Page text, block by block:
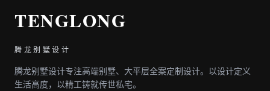
TENGLONG
腾龙别墅设计
腾龙别墅设计专注高端别墅、大平层全案定制设计。以设计定义
生活高度，以精工铸就传世私宅。